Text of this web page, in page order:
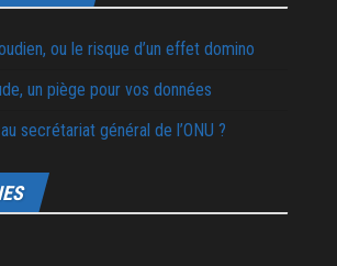
ou le risque d’un effet domino
un piège pour vos données
secrétariat général de l’ONU ?